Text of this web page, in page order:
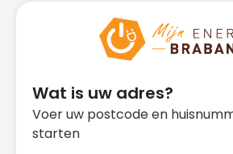
Wat is uw adres?
Voer uw postcode en
starten